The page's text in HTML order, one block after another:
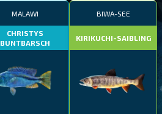
MALAWI
CHRISTYS
BUNTBARSCH
BIWA-SEE
KIRIKUCHI-SAIBLING